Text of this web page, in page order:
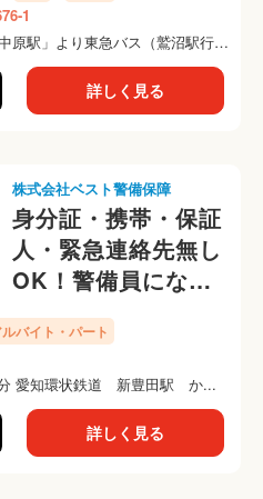
1
原駅」より東急バス（鷲沼駅行
詳しく見る
株式会社ベスト警備保障
身分証・携帯・保証
人・緊急連絡先無し
OK！警備員になろ
う！！
バイト・パート
愛知環状鉄道 新豊田駅 か...
詳しく見る